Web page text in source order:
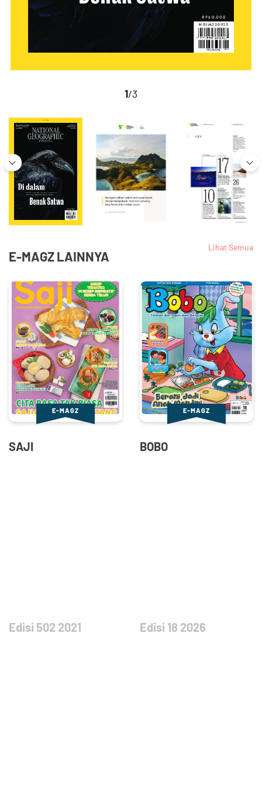
1/3
E-MAGZ LAINNYA
Lihat Semua
E-MAGZ
SAJI
Edisi 502 2021
E-MAGZ
BOBO
Edisi 18 2026